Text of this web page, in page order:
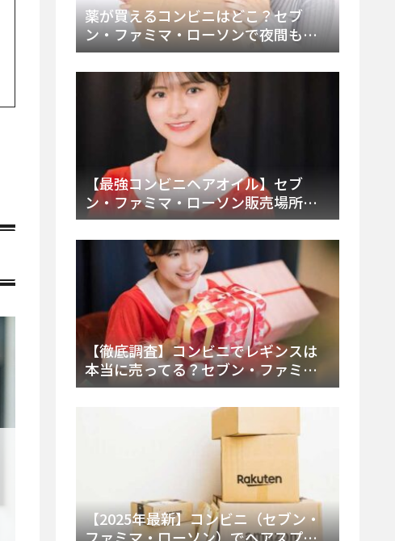
薬が買えるコンビニはどこ？セブ
ン・ファミマ・ローソンで夜間も買
える市販薬の種類と販売店の探し方
【2025年最新】
【最強コンビニヘアオイル】セブ
ン・ファミマ・ローソン販売場所
は？今すぐ買えるおすすめ市販品を
徹底調査！
【徹底調査】コンビニでレギンスは
本当に売ってる？セブン・ファミ
マ・ローソンの取扱店舗とメーカ
ー・内容物を詳しく調べてみた！
【2025年最新】コンビニ（セブン・